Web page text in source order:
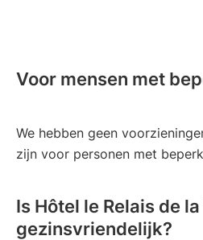
Voor mensen met
We hebben geen
zijn voor personen met
Is Hôtel le Relais de
gezinsvriendelijk?